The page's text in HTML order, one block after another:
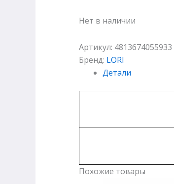
Нет в наличии
Артикул: 4813674055933
Бренд: LORI
Детали
Похожие товары